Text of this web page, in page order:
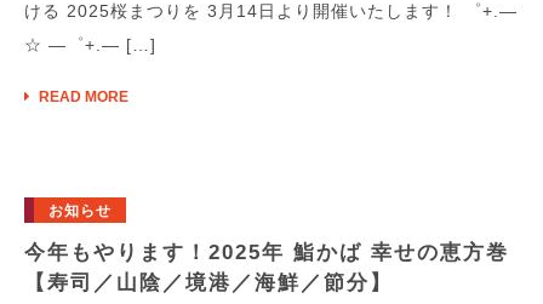
ける 2025桜まつりを 3月14日より開催いたします！ ゜+.―
☆ ―゜+.― […]
READ MORE
お知らせ
今年もやります！2025年 鮨かば 幸せの恵方巻
【寿司／山陰／境港／海鮮／節分】